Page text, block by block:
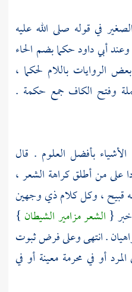
في قوله صلى الله عليه
أبي داودحكما بضم الحاء
الروايات باللام لحكما ،
وفتح الكاف جمع حكمة .
بأفضل العلوم . قال
على من أطلق كراهة الشعر ،
قبيح ، وكل كلام ذي وجهين
{ الشعر مزامير الشيطان }
. انتهى وعلى فرض ثبوت
أو في محرمة معينة أو في